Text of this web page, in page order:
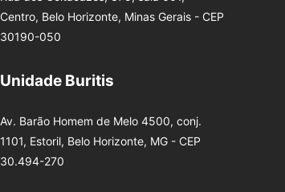
Centro, Belo Horizonte, Minas Gerais - CEP
30190-050
Unidade Buritis
Av. Barão Homem de Melo 4500, conj.
1101, Estoril, Belo Horizonte, MG - CEP
30.494-270